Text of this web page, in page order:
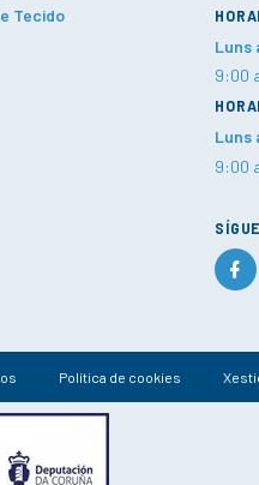
Tecido
Luns
9:00
Luns
9:00
Política de cookies